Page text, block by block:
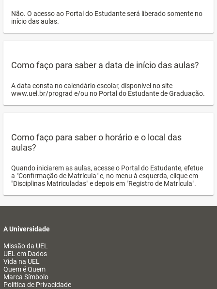
Não. O acesso ao Portal do Estudante será liberado somente no
início das aulas.
Como faço para saber a data de início das aulas?
A data consta no calendário escolar, disponível no site
www.uel.br/prograd e/ou no Portal do Estudante de Graduação.
Como faço para saber o horário e o local das
aulas?
Quando iniciarem as aulas, acesse o Portal do Estudante, efetue
a "Confirmação de Matrícula" e, no menu à esquerda, clique em
"Disciplinas Matriculadas" e depois em "Registro de Matrícula".
A Universidade
Missão da UEL
UEL em Dados
Vida na UEL
Quem é Quem
Marca Símbolo
Política de Privacidade